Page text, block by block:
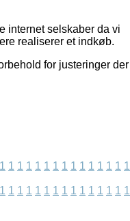
internet selskaber da vi
realiserer et indkøb.
for justeringer der
1 1 1 1 1 1 1 1 1 1 1 1 1 1 1
1 1 1 1 1 1 1 1 1 1 1 1 1 1 1